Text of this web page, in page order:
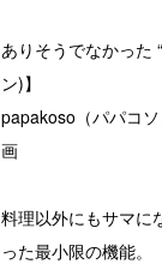
ありそうでなかった
ン)】
papakoso（パパコ
画
料理以外にもサマに
った最小限の機能。